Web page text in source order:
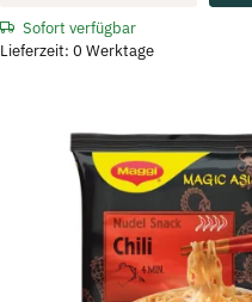
Sofort verfügbar
Lieferzeit: 0 Werktage